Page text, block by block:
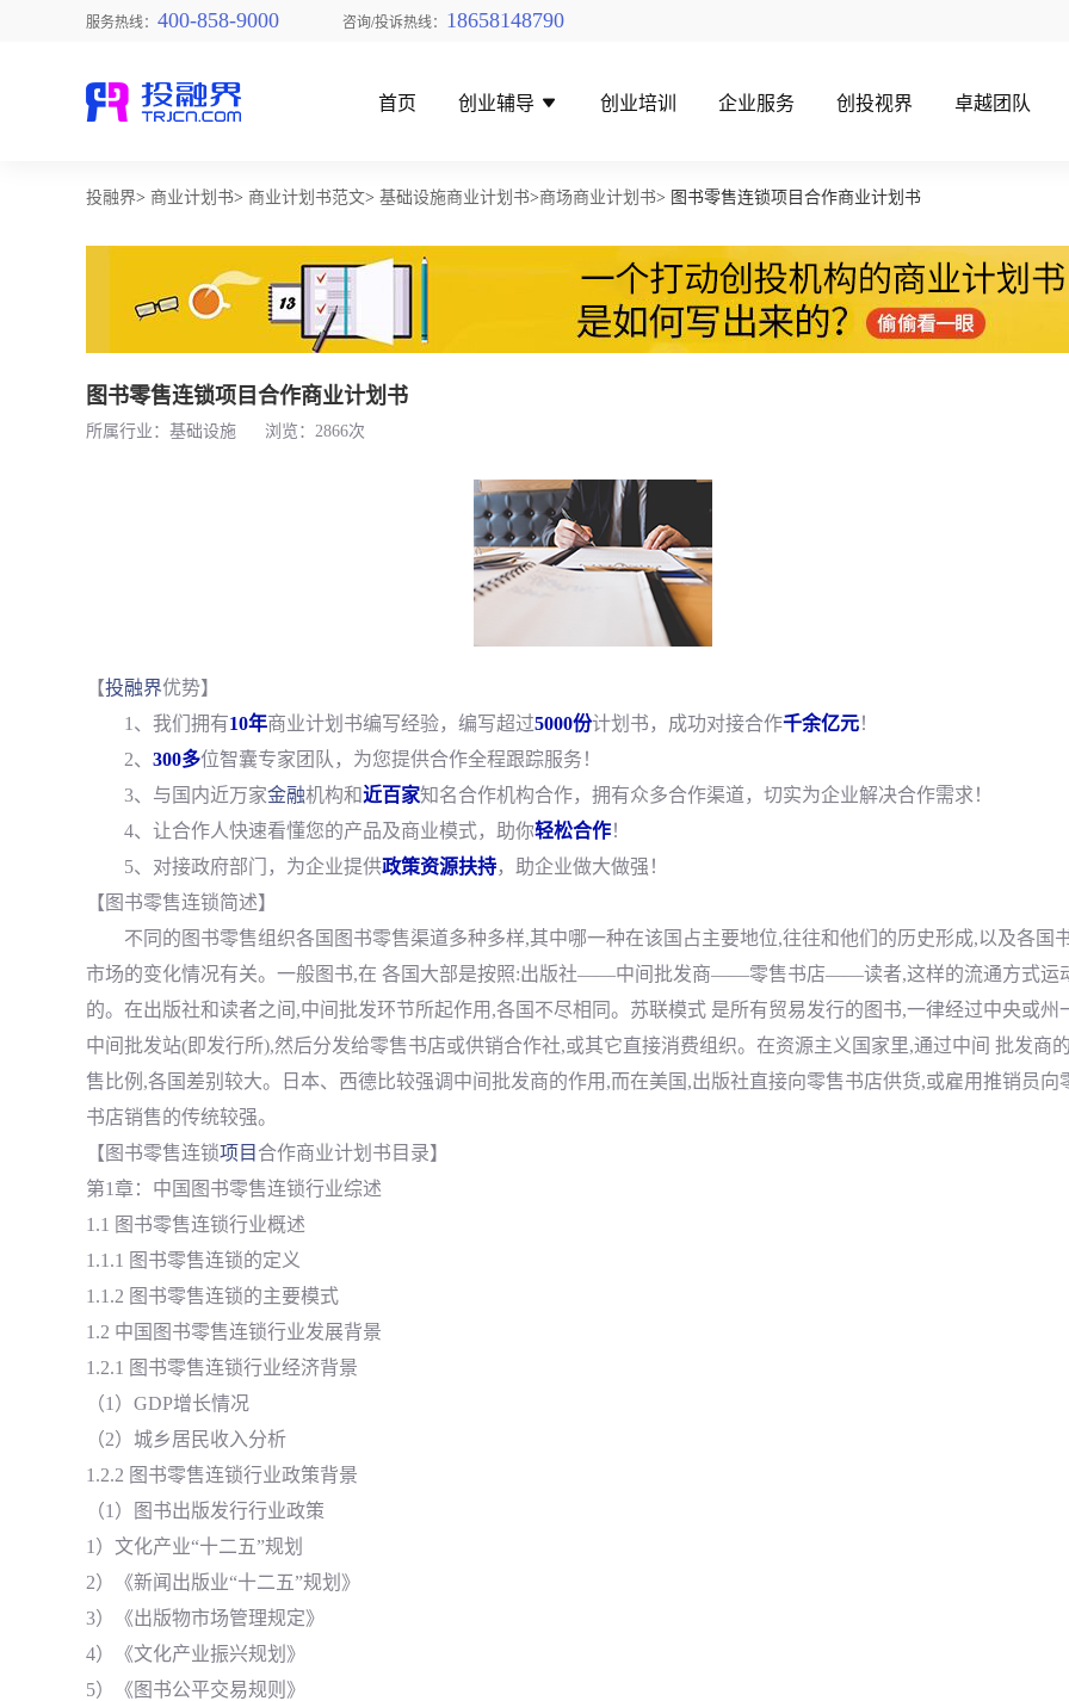
服务热线： 400-858-9000 咨询/投诉热线： 18658148790
首页 创业辅导 创业培训 企业服务 创投视界 卓越团队
找创业项目 找创投机构 创投对接活动
投融界> 商业计划书> 商业计划书范文> 基础设施商业计划书>商场商业计划书> 图书零售连锁项目合作商业计划书
图书零售连锁项目合作商业计划书
所属行业：基础设施 浏览：2866次
【投融界优势】
1、我们拥有10年商业计划书编写经验，编写超过5000份计划书，成功对接合作千余亿元！
2、 300多位智囊专家团队，为您提供合作全程跟踪服务！
3、与国内近万家金融机构和近百家知名合作机构合作，拥有众多合作渠道，切实为企业解决合作需求！
4、让合作人快速看懂您的产品及商业模式，助你轻松合作！
5、对接政府部门，为企业提供政策资源扶持，助企业做大做强！
【图书零售连锁简述】
不同的图书零售组织各国图书零售渠道多种多样,其中哪一种在该国占主要地位,往往和他们的历史形成,以及各国
市场的变化情况有关。一般图书,在 各国大部是按照:出版社——中间批发商——零售书店——读者,这样的流通方式运
的。在出版社和读者之间,中间批发环节所起作用,各国不尽相同。苏联模式 是所有贸易发行的图书,一律经过中央或州
中间批发站(即发行所),然后分发给零售书店或供销合作社,或其它直接消费组织。在资源主义国家里,通过中间 批发商
售比例,各国差别较大。日本、西德比较强调中间批发商的作用,而在美国,出版社直接向零售书店供货,或雇用推销员向
书店销售的传统较强。
【图书零售连锁项目 合作商业计划书目录】
第1章：中国图书零售连锁行业综述
1.1 图书零售连锁行业概述
1.1.1 图书零售连锁的定义
1.1.2 图书零售连锁的主要模式
1.2 中国图书零售连锁行业发展背景
1.2.1 图书零售连锁行业经济背景
（1）GDP增长情况
（2）城乡居民收入分析
1.2.2 图书零售连锁行业政策背景
（1）图书出版发行行业政策
1）文化产业“十二五”规划
2）《新闻出版业“十二五”规划》
3）《出版物市场管理规定》
4）《文化产业振兴规划》
5）《图书公平交易规则》